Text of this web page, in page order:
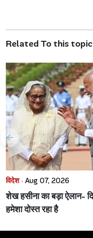
Related To this topic
विदेश · Aug 07, 2026
शेख हसीना का बड़ा ऐलान-
हमेशा दोस्त रहा है